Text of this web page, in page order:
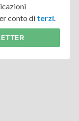
conto di terzi